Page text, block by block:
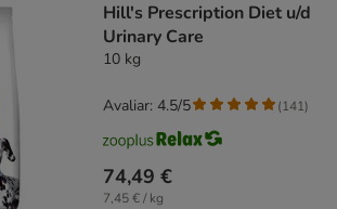
Hill's Prescription Diet u/d
Urinary Care
10 kg
74,49 €
7,45 € / kg
Avaliar: 4.5/5 (141)